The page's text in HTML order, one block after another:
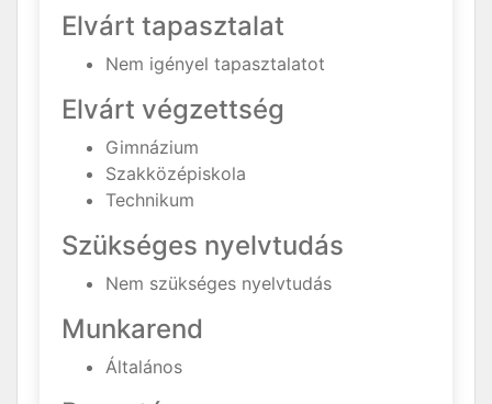
Elvárt tapasztalat
Nem igényel tapasztalatot
Elvárt végzettség
Gimnázium
Szakközépiskola
Technikum
Szükséges nyelvtudás
Nem szükséges nyelvtudás
Munkarend
Általános